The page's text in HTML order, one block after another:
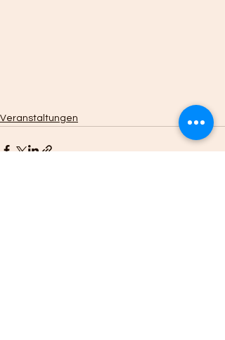
Veranstaltungen